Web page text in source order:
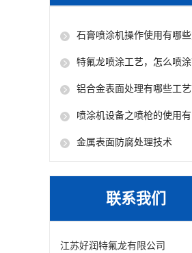
石膏喷涂机操作使用有哪
特氟龙喷涂工艺，怎么喷涂
铝合金表面处理有哪些工艺
喷涂机设备之喷枪的使用
金属表面防腐处理技术
联系我们
江苏好润特氟龙有限公司